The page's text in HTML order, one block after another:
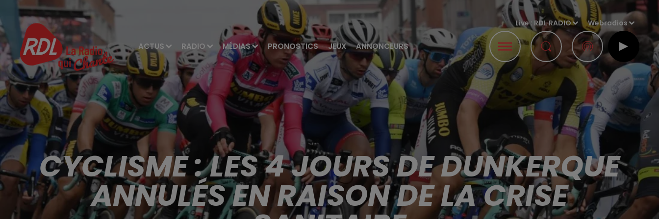
ACTUS RADIO MÉDIAS PRONOSTICS JEUX ANNONCEURS
Live : RDL RADIO Webradios
CYCLISME : LES 4 JOURS DE DUNKERQUE
ANNULÉS EN RAISON DE LA CRISE